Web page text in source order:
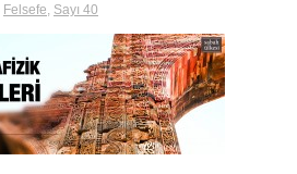
Felsefe, Sayı 40